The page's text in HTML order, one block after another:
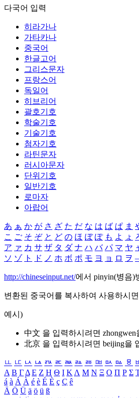
다국어 입력
히라가나
가타카나
중국어
한글고어
그리스문자
프랑스어
독일어
히브리어
괄호기호
학술기호
기술기호
첨자기호
라틴문자
러시아문자
단위기호
일반기호
로마자
아랍어
あ ぁ か が さ ざ た だ な は ば ぱ ま
こ ご そ ぞ と ど の ほ ぼ ぽ も よ ょ
ア ァ カ サ ザ タ ダ ナ ハ バ パ マ ヤ
ソ ゾ ト ド ノ ホ ボ ポ モ ヨ ョ ロ ヲ
http://chineseinput.net/에서 pinyin(병음)
변환된 중국어를 복사하여 사용하시
예시)
中文 을 입력하시려면 zhongwen
北京 을 입력하시려면 beijing을
ㅥ ㅦ ㅧ ㅨ ㅩ ㅪ ㅫ ㅬ ㅭ ㅮ ㅯ ㅰ ㅱ
Α Β ΓΔ Ε Ζ Η Θ Ι ΚΛ Μ Ν Ξ Ο Π Ρ Σ
á à Á À é è É È ç Ç ê
Ä Ö Ü ä ö ü ß